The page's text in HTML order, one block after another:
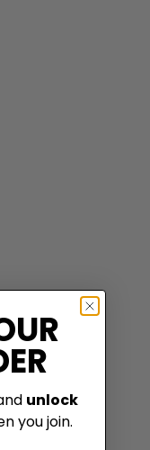
unlock
you join.